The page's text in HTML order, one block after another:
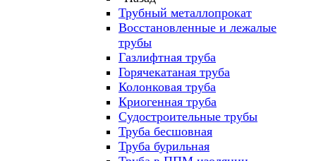
Трубный металлопрокат
Восстановленные и лежалые
трубы
Газлифтная труба
Горячекатаная труба
Колонковая труба
Криогенная труба
Судостроительные трубы
Труба бесшовная
Труба бурильная